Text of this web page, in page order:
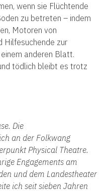
wenn sie Flüchtende
zu betreten – indem
Motoren von
Hilfesuchende zur
anderen Blatt.
tödlich bleibt es trotz
Die
an der Folkwang
Physical Theatre.
Engagements am
und dem Landestheater
ich seit sieben Jahren